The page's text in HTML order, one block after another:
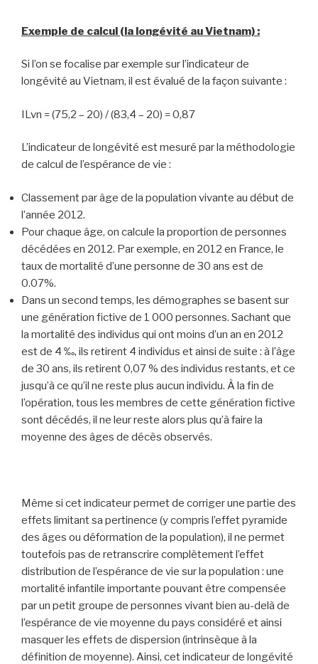
Exemple de calcul (la longévité au Vietnam) :
Si l’on se focalise par exemple sur l’indicateur de
longévité au Vietnam, il est évalué de la façon suivante :
ILvn = (75,2 – 20) / (83,4 – 20) = 0,87
L’indicateur de longévité est mesuré par la méthodologie
de calcul de l’espérance de vie :
Classement par âge de la population vivante au début de
l’année 2012.
Pour chaque âge, on calcule la proportion de personnes
décédées en 2012. Par exemple, en 2012 en France, le
taux de mortalité d’une personne de 30 ans est de
0.07%.
Dans un second temps, les démographes se basent sur
une génération fictive de 1 000 personnes. Sachant que
la mortalité des individus qui ont moins d’un an en 2012
est de 4 ‰, ils retirent 4 individus et ainsi de suite : à l’âge
de 30 ans, ils retirent 0,07 % des individus restants, et ce
jusqu’à ce qu’il ne reste plus aucun individu. À la fin de
l’opération, tous les membres de cette génération fictive
sont décédés, il ne leur reste alors plus qu’à faire la
moyenne des âges de décès observés.
Même si cet indicateur permet de corriger une partie des
effets limitant sa pertinence (y compris l’effet pyramide
des âges ou déformation de la population), il ne permet
toutefois pas de retranscrire complètement l’effet
distribution de l’espérance de vie sur la population : une
mortalité infantile importante pouvant être compensée
par un petit groupe de personnes vivant bien au-delà de
l’espérance de vie moyenne du pays considéré et ainsi
masquer les effets de dispersion (intrinsèque à la
définition de moyenne). Ainsi, cet indicateur de longévité